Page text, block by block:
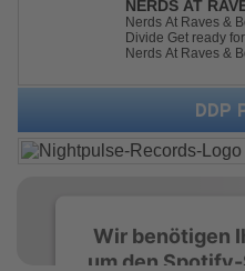
NERDS AT
RAMORI - NEW
Nerds At Raves &
Divide Get ready
Nerds At Raves &
Divide" with a
makeover. From
DDP
Wir benötigen
um den